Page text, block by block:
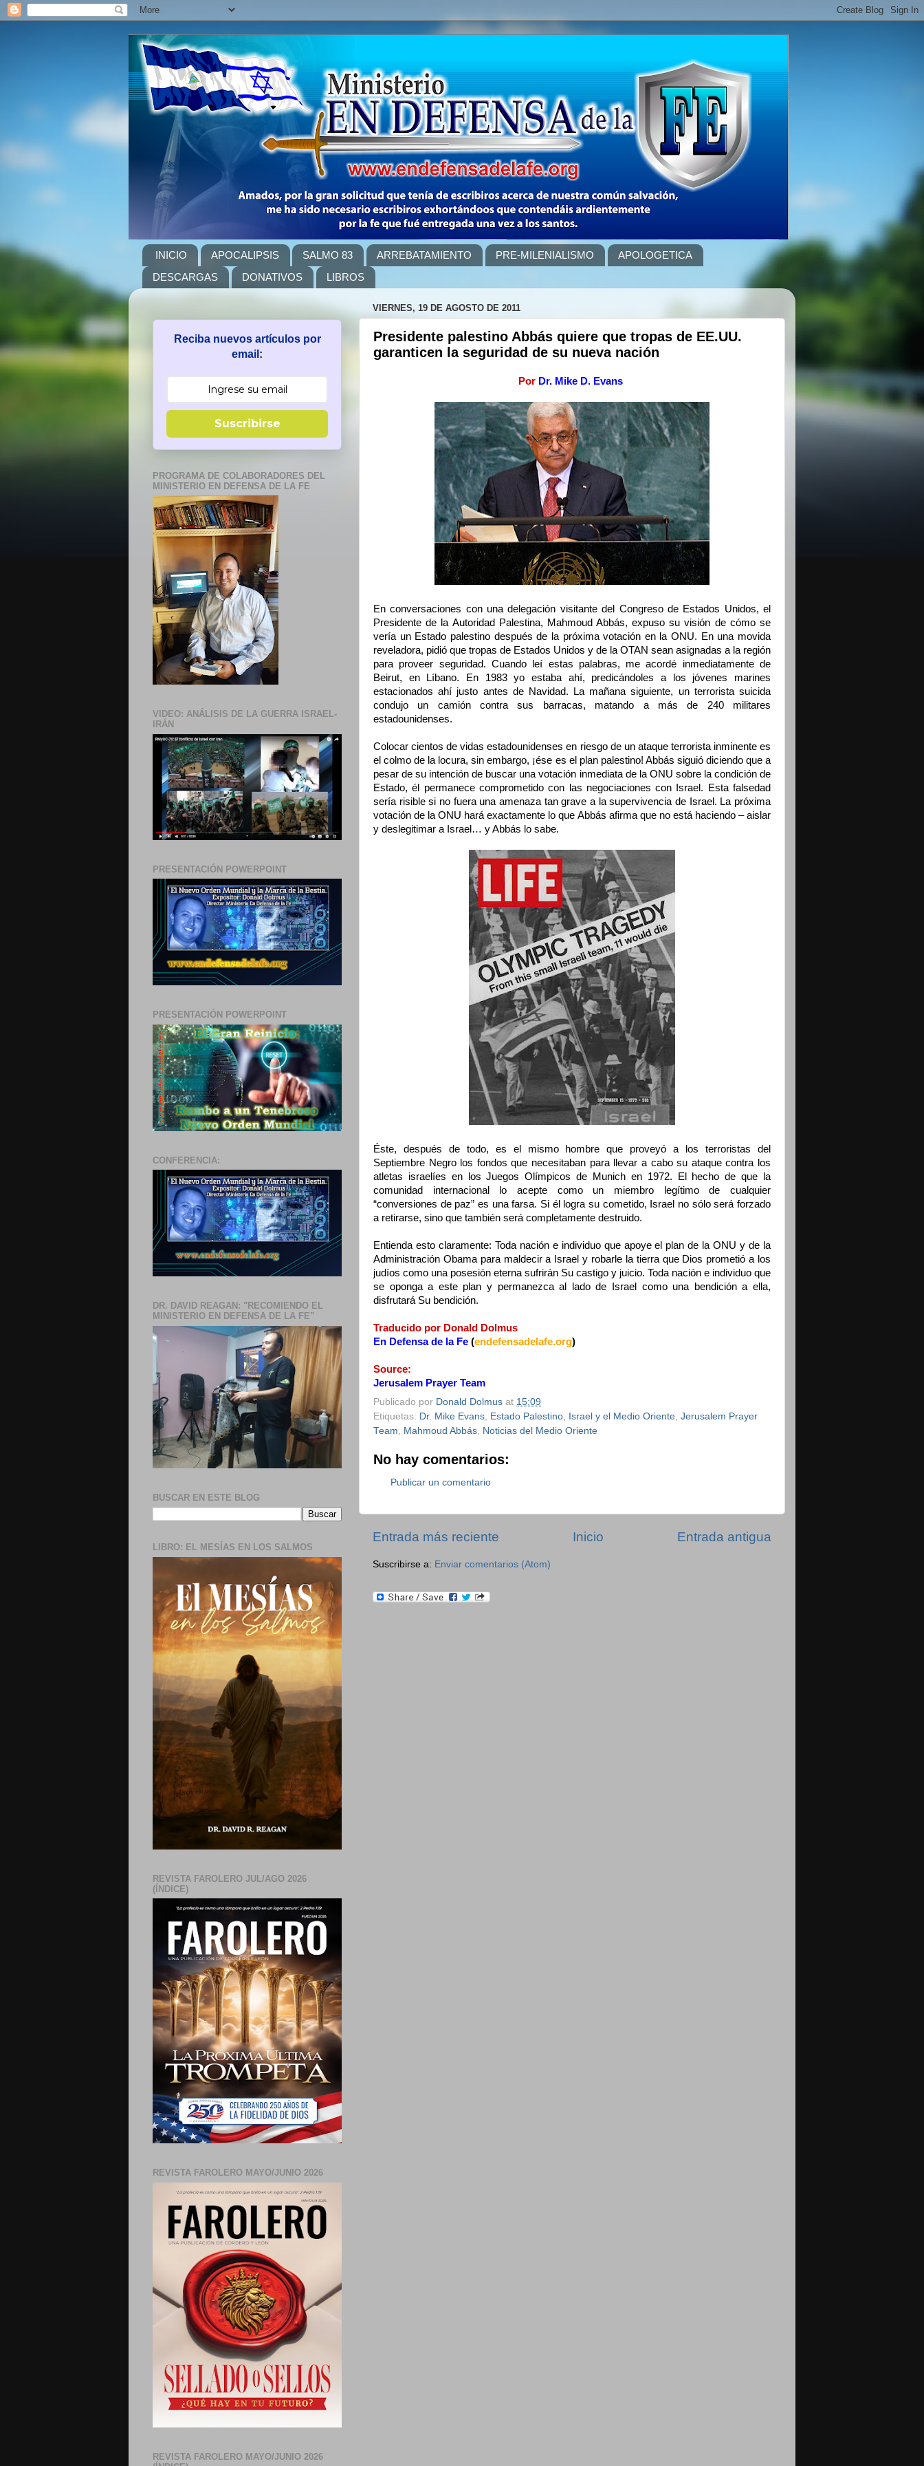
INICIO APOCALIPSIS SALMO 83 ARREBATAMIENTO PRE-MILENIALISMO
APOLOGETICA
DESCARGAS
DONATIVOS LIBROS
VIERNES, 19 DE AGOSTO DE 2011
Presidente palestino Abbás quiere que tropas de EE.UU.
garanticen la seguridad de su nueva nación
Por Dr. Mike D. Evans
En conversaciones con una delegación visitante del Congreso de Estados Unidos, el
Presidente de la Autoridad Palestina, Mahmoud Abbás, expuso su visión de cómo se
vería un Estado palestino después de la próxima votación en la ONU. En una movida
reveladora, pidió que tropas de Estados Unidos y de la OTAN sean asignadas a la región
para proveer seguridad. Cuando leí estas palabras, me acordé inmediatamente de
Beirut, en Líbano. En 1983 yo estaba ahí, predicándoles a los jóvenes marines
estacionados ahí justo antes de Navidad. La mañana siguiente, un terrorista suicida
condujo un camión contra sus barracas, matando a más de 240 militares
estadounidenses.
Colocar cientos de vidas estadounidenses en riesgo de un ataque terrorista inminente es
el colmo de la locura, sin embargo, ¡ése es el plan palestino! Abbás siguió diciendo que a
pesar de su intención de buscar una votación inmediata de la ONU sobre la condición de
Estado, él permanece comprometido con las negociaciones con Israel. Esta falsedad
sería risible si no fuera una amenaza tan grave a la supervivencia de Israel. La próxima
votación de la ONU hará exactamente lo que Abbás afirma que no está haciendo – aislar
y deslegitimar a Israel… y Abbás lo sabe.
Éste, después de todo, es el mismo hombre que proveyó a los terroristas del
Septiembre Negro los fondos que necesitaban para llevar a cabo su ataque contra los
atletas israelíes en los Juegos Olímpicos de Munich en 1972. El hecho de que la
comunidad internacional lo acepte como un miembro legítimo de cualquier
“conversiones de paz” es una farsa. Si él logra su cometido, Israel no sólo será forzado
a retirarse, sino que también será completamente destruido.
Entienda esto claramente: Toda nación e individuo que apoye el plan de la ONU y de la
Administración Obama para maldecir a Israel y robarle la tierra que Dios prometió a los
judíos como una posesión eterna sufrirán Su castigo y juicio. Toda nación e individuo que
se oponga a este plan y permanezca al lado de Israel como una bendición a ella,
disfrutará Su bendición.
Traducido por Donald Dolmus
En Defensa de la Fe (endefensadelafe.org)
Source:
Jerusalem Prayer Team
Publicado por Donald Dolmus at 15:09
Etiquetas: Dr. Mike Evans Estado Palestino Israel y el Medio Oriente Jerusalem Prayer
Team
Mahmoud Abbás Noticias del Medio Oriente
No hay comentarios:
Publicar un comentario
Entrada más reciente Entrada antigua
Inicio
Suscribirse a: Enviar comentarios (Atom)
Reciba nuevos artículos por
email:
Suscribirse
PROGRAMA DE COLABORADORES DEL
MINISTERIO EN DEFENSA DE LA FE
VIDEO: ANÁLISIS DE LA GUERRA ISRAEL-
IRÁN
PRESENTACIÓN POWERPOINT
PRESENTACIÓN POWERPOINT
CONFERENCIA:
DR. DAVID REAGAN: "RECOMIENDO EL
MINISTERIO EN DEFENSA DE LA FE"
BUSCAR EN ESTE BLOG
LIBRO: EL MESÍAS EN LOS SALMOS
REVISTA FAROLERO JUL/AGO 2026
(ÍNDICE)
REVISTA FAROLERO MAYO/JUNIO 2026
REVISTA FAROLERO MAYO/JUNIO 2026